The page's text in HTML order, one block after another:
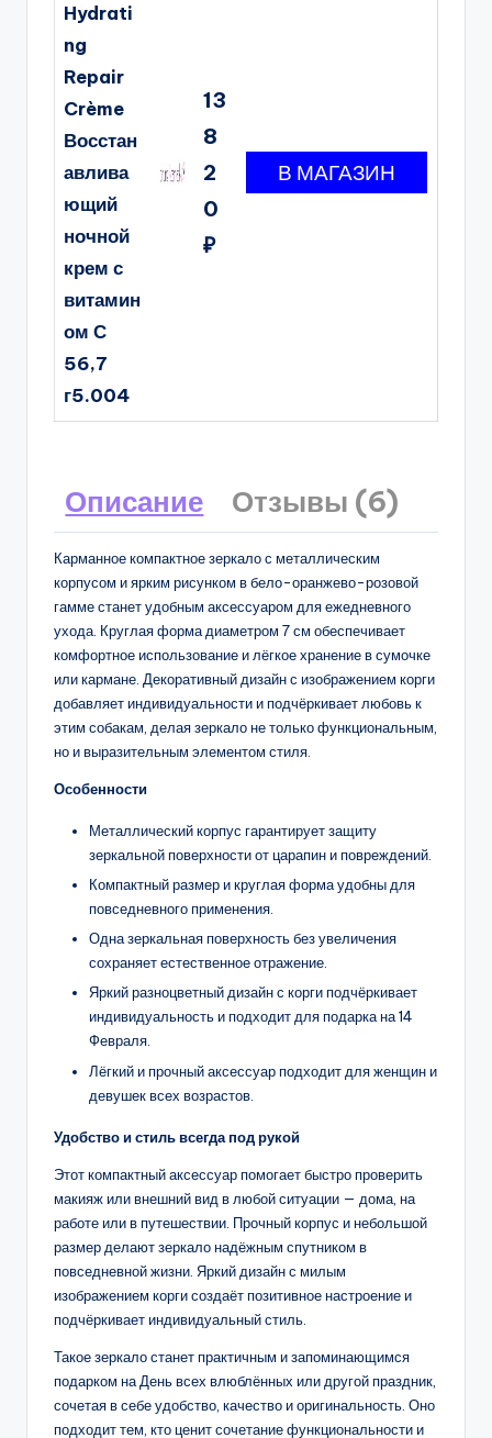
Hydrati
ng
Repair
Crème
Восстан
авлива
ющий
ночной
крем с
витамин
ом С
56,7
г5.004
13
8
2
0
₽
Описание Отзывы (6)
Карманное компактное зеркало с металлическим
корпусом и ярким рисунком в бело-оранжево-розовой
гамме станет удобным аксессуаром для ежедневного
ухода. Круглая форма диаметром 7 см обеспечивает
комфортное использование и лёгкое хранение в сумочке
или кармане. Декоративный дизайн с изображением корги
добавляет индивидуальности и подчёркивает любовь к
этим собакам, делая зеркало не только функциональным,
но и выразительным элементом стиля.
Особенности
Металлический корпус гарантирует защиту
зеркальной поверхности от царапин и повреждений.
Компактный размер и круглая форма удобны для
повседневного применения.
Одна зеркальная поверхность без увеличения
сохраняет естественное отражение.
Яркий разноцветный дизайн с корги подчёркивает
индивидуальность и подходит для подарка на 14
Февраля.
Лёгкий и прочный аксессуар подходит для женщин и
девушек всех возрастов.
Удобство и стиль всегда под рукой
Этот компактный аксессуар помогает быстро проверить
макияж или внешний вид в любой ситуации — дома, на
работе или в путешествии. Прочный корпус и небольшой
размер делают зеркало надёжным спутником в
повседневной жизни. Яркий дизайн с милым
изображением корги создаёт позитивное настроение и
подчёркивает индивидуальный стиль.
Такое зеркало станет практичным и запоминающимся
подарком на День всех влюблённых или другой праздник,
сочетая в себе удобство, качество и оригинальность. Оно
подходит тем, кто ценит сочетание функциональности и